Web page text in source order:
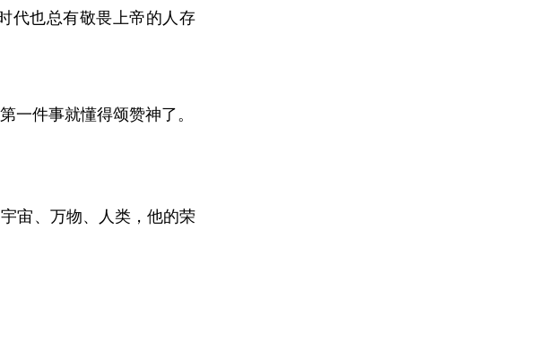
代也总有敬畏上帝的人存
一件事就懂得颂赞神了。
宙、万物、人类，他的荣